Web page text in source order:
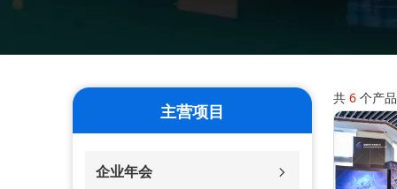
ꁇ
企业年会
主营项目
共 6 个产品